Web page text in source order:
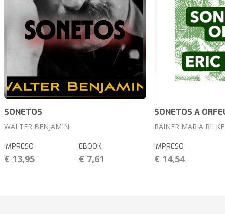
SONETOS
WALTER BENJAMIN
IMPRESO
€ 13,95
EBOOK
€ 7,61
SONETOS A
RAINER MARIA RILKE
IMPRESO
€ 14,54